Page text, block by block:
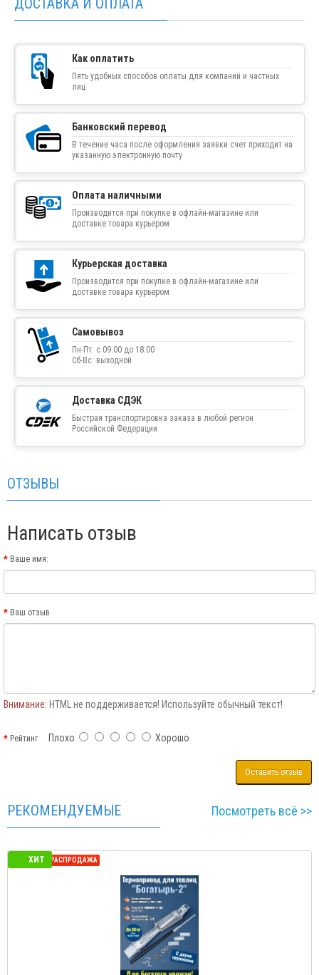
ДОСТАВКА И ОПЛАТА
Как оплатить
Пять удобных способов оплаты для компаний и частных
лиц
Банковский перевод
В течение часа после оформления заявки счет приходит на
указанную электронную почту
Оплата наличными
Производится при покупке в офлайн-магазине или
доставке товара курьером
Курьерская доставка
Производится при покупке в офлайн-магазине или
доставке товара курьером
Самовывоз
Пн-Пт: с 09:00 до 18:00
Сб-Вс: выходной
Доставка СДЭК
Быстрая транспортировка заказа в любой регион
Российской Федерации
ОТЗЫВЫ
Написать отзыв
Ваше имя:
Ваш отзыв
Внимание: HTML не поддерживается! Используйте обычный текст!
РейтингПлохо Хорошо
Оставить отзыв
РЕКОМЕНДУЕМЫЕ Посмотреть всё >>
ХИТ
СЕЗОННАЯ РАСПРОДАЖА